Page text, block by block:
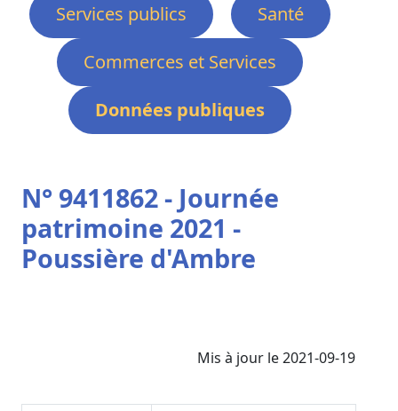
Services publics
Santé
Commerces et Services
Données publiques
N° 9411862 - Journée
patrimoine 2021 -
Poussière d'Ambre
Mis à jour le 2021-09-19